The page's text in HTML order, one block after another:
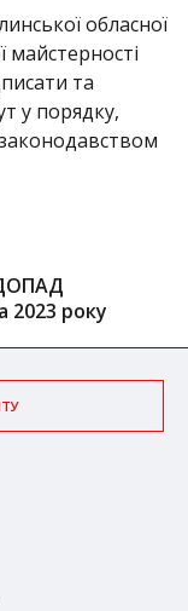
обласної
та
у порядку,
2023 року